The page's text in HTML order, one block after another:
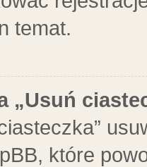
temat.
„Usuń
które